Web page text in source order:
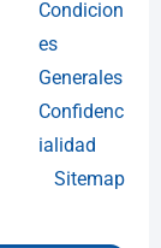
Condicion
es
Generales
Confidenc
ialidad
Sitemap